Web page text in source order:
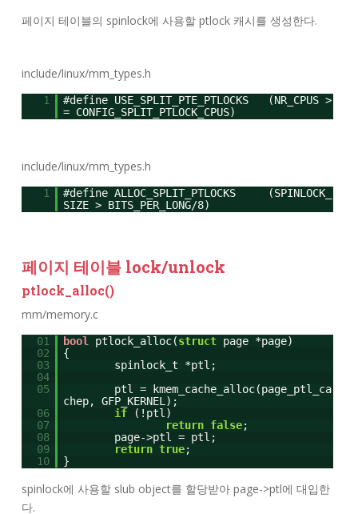
페이지 테이블의 spinlock에 사용할 ptlock 캐시를 생성한다.
include/linux/mm_types.h
1
#define USE_SPLIT_PTE_PTLOCKS (NR_CPUS >
= CONFIG_SPLIT_PTLOCK_CPUS)
include/linux/mm_types.h
1
#define ALLOC_SPLIT_PTLOCKS (SPINLOCK_
SIZE > BITS_PER_LONG/8)
페이지 테이블 lock/unlock
ptlock_alloc()
mm/memory.c
01 bool ptlock_alloc(struct page *page)
02
{
03
spinlock_t *ptl;
04
05
ptl = kmem_cache_alloc(page_ptl_ca
chep, GFP_KERNEL);
06
if
(!ptl)
07
return false;
08
page->ptl = ptl;
09
return true;
10
}
spinlock에 사용할 slub object를 할당받아 page->ptl에 대입한
다.